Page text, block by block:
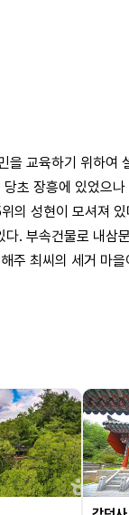
을 교육하기 위하여
초 장흥에 있었으
의 성현이 모셔져
. 부속건물로 내삼
주 최씨의 세거 마